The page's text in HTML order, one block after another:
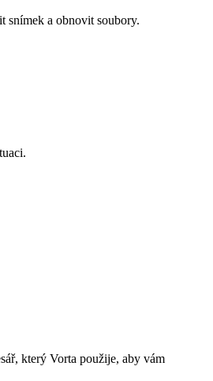
snímek a obnovit soubory.
který Vorta použije, aby vám